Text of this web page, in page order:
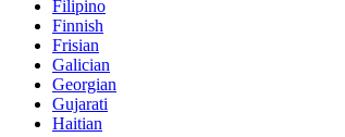
Filipino
Finnish
Frisian
Galician
Georgian
Gujarati
Haitian